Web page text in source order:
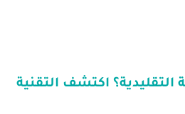
التقليدية؟ اكتشف التقنية